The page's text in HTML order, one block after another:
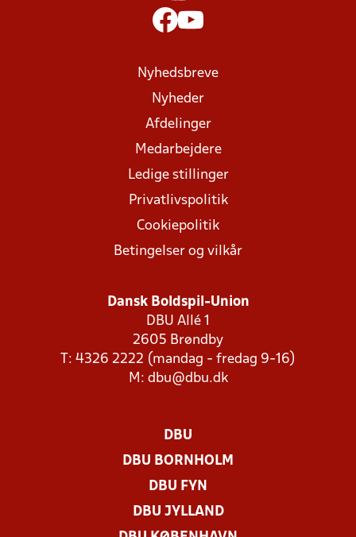
Nyhedsbreve
Nyheder
Afdelinger
Medarbejdere
Ledige stillinger
Privatlivspolitik
Cookiepolitik
Betingelser og vilkår
Dansk Boldspil-Union
DBU Allé 1
2605 Brøndby
T: 4326 2222 (mandag - fredag 9-16)
M: dbu@dbu.dk
DBU
DBU BORNHOLM
DBU FYN
DBU JYLLAND